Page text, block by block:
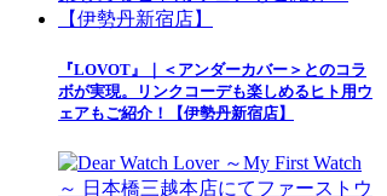
『LOVOT』｜＜アンダーカバー＞とのコラ
ボが実現。リンクコーデも楽しめるヒト用ウ
ェアもご紹介！【伊勢丹新宿店】